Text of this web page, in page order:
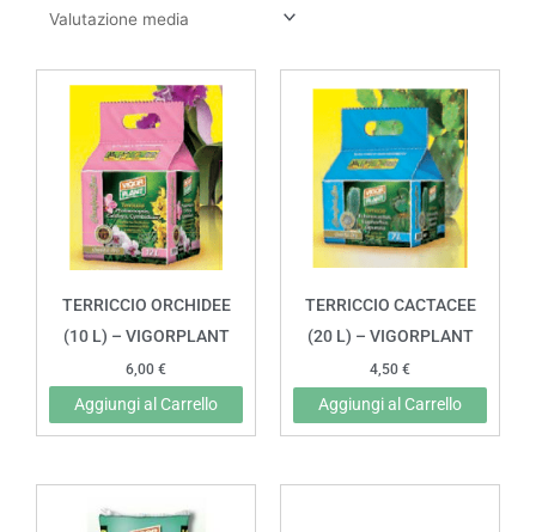
TERRICCIO ORCHIDEE
(10 L) – VIGORPLANT
6,00 €
Aggiungi al Carrello
TERRICCIO CACTACEE
(20 L) – VIGORPLANT
4,50 €
Aggiungi al Carrello